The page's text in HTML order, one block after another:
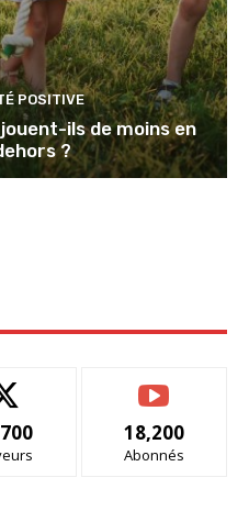
POSITIVE
ils de moins en
?
18,200
Abonnés